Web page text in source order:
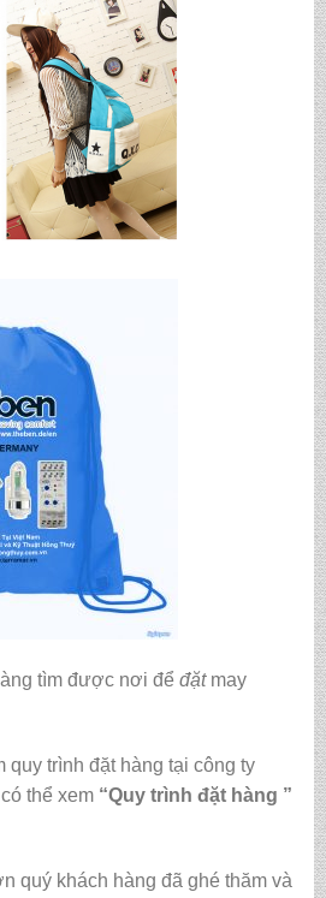
tìm được nơi để đặt may
quy trình đặt hàng tại công ty
thể xem“Quy trình đặt hàng ”
quý khách hàng đã ghé thăm và